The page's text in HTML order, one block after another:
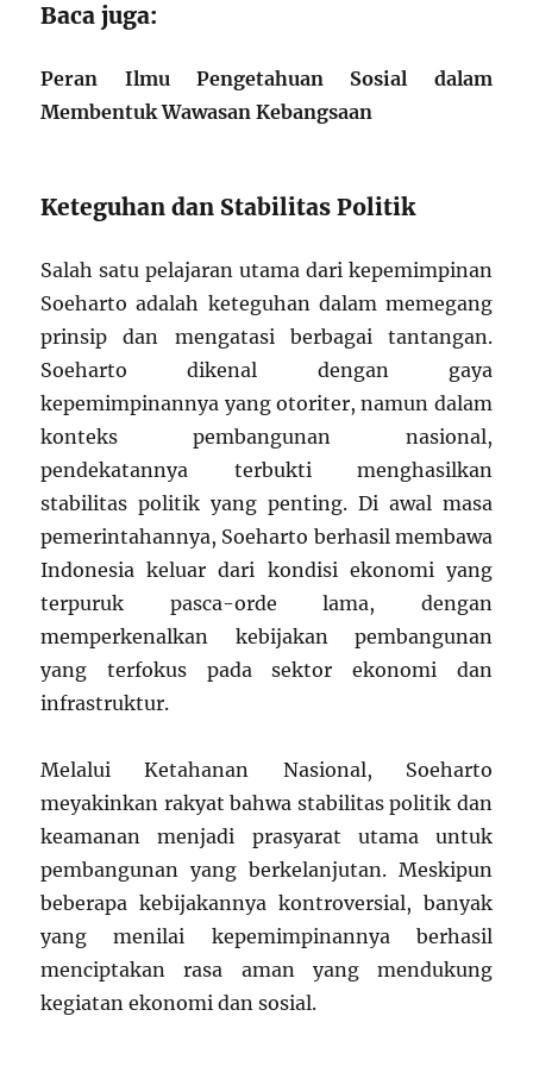
Baca juga:
Peran Ilmu Pengetahuan Sosial dalam
Membentuk Wawasan Kebangsaan
Keteguhan dan Stabilitas Politik
Salah satu pelajaran utama dari kepemimpinan
Soeharto adalah keteguhan dalam memegang
prinsip dan mengatasi berbagai tantangan.
Soeharto dikenal dengan gaya
kepemimpinannya yang otoriter, namun dalam
konteks pembangunan nasional,
pendekatannya terbukti menghasilkan
stabilitas politik yang penting. Di awal masa
pemerintahannya, Soeharto berhasil membawa
Indonesia keluar dari kondisi ekonomi yang
terpuruk pasca-orde lama, dengan
memperkenalkan kebijakan pembangunan
yang terfokus pada sektor ekonomi dan
infrastruktur.
Melalui Ketahanan Nasional, Soeharto
meyakinkan rakyat bahwa stabilitas politik dan
keamanan menjadi prasyarat utama untuk
pembangunan yang berkelanjutan. Meskipun
beberapa kebijakannya kontroversial, banyak
yang menilai kepemimpinannya berhasil
menciptakan rasa aman yang mendukung
kegiatan ekonomi dan sosial.